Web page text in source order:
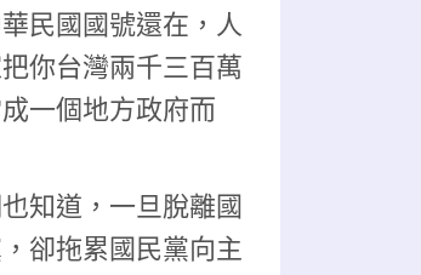
民國國號還在，人
你台灣兩千三百萬
一個地方政府而
知道，一旦脫離國
卻拖累國民黨向主